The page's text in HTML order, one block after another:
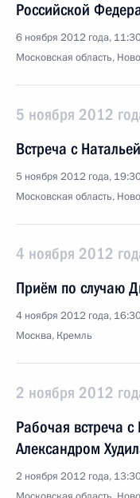
Российской
6 ноября 2012 года,
Московская область,
5 ноября 2012
Встреча с
5 ноября 2012 года,
Московская область,
4 ноября 2012
Приём по случаю
4 ноября 2012 года,
Москва, Кремль
2 ноября 2012
Рабочая встреча
Александром
2 ноября 2012 года,